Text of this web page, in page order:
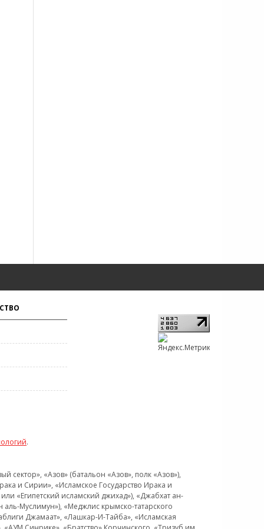
.
«Азов» (батальон «Азов», полк «Азов»),
и Сирии», «Исламское Государство Ирака и
«Египетский исламский джихад»), «Джабхат ан-
Муслимун»), «Меджлис крымско-татарского
Джамаат», «Лашкар-И-Тайба», «Исламская